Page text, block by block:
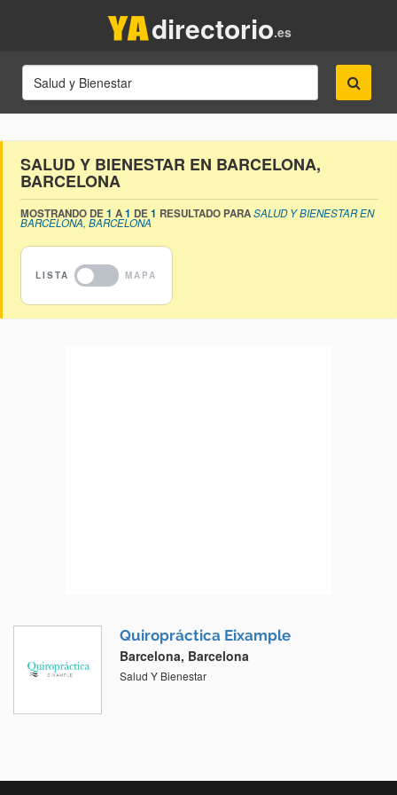
.es
directorio
SALUD Y BIENESTAR EN BARCELONA,
BARCELONA
MOSTRANDO DE1 A1 DE1 RESULTADO PARASALUD Y BIENESTAR EN
BARCELONA, BARCELONA
Quiropráctica Eixample
Barcelona, Barcelona
Salud Y Bienestar